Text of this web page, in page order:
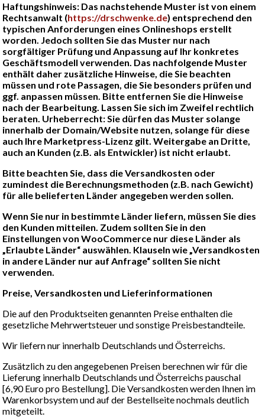
Haftungshinweis: Das nachstehende Muster ist von einem
Rechtsanwalt (https://drschwenke.de) entsprechend den
typischen Anforderungen eines Onlineshops erstellt
worden. Jedoch sollten Sie das Muster nur nach
sorgfältiger Prüfung und Anpassung auf Ihr konkretes
Geschäftsmodell verwenden. Das nachfolgende Muster
enthält daher zusätzliche Hinweise, die Sie beachten
müssen und rote Passagen, die Sie besonders prüfen und
ggf. anpassen müssen. Bitte entfernen Sie die Hinweise
nach der Bearbeitung. Lassen Sie sich im Zweifel rechtlich
beraten. Urheberrecht: Sie dürfen das Muster solange
innerhalb der Domain/Website nutzen, solange für diese
auch Ihre Marketpress-Lizenz gilt. Weitergabe an Dritte,
auch an Kunden (z.B. als Entwickler) ist nicht erlaubt.
Bitte beachten Sie, dass die Versandkosten oder
zumindest die Berechnungsmethoden (z.B. nach Gewicht)
für alle belieferten Länder angegeben werden sollen.
Wenn Sie nur in bestimmte Länder liefern, müssen Sie dies
den Kunden mitteilen. Zudem sollten Sie in den
Einstellungen von WooCommerce nur diese Länder als
„Erlaubte Länder“ auswählen. Klauseln wie „Versandkosten
in andere Länder nur auf Anfrage“ sollten Sie nicht
verwenden.
Preise, Versandkosten und Lieferinformationen
Die auf den Produktseiten genannten Preise enthalten die
gesetzliche Mehrwertsteuer und sonstige Preisbestandteile.
Wir liefern nur innerhalb Deutschlands und Österreichs.
Zusätzlich zu den angegebenen Preisen berechnen wir für die
Lieferung innerhalb Deutschlands und Österreichs pauschal
[6,90 Euro pro Bestellung]. Die Versandkosten werden Ihnen im
Warenkorbsystem und auf der Bestellseite nochmals deutlich
mitgeteilt.